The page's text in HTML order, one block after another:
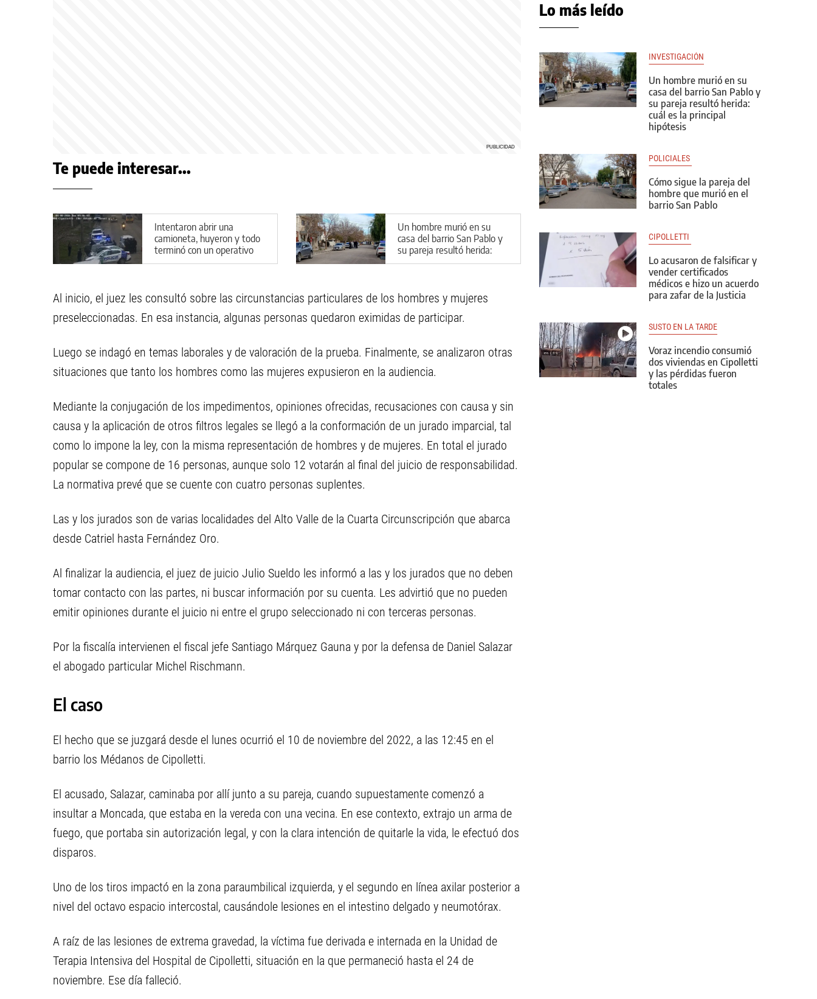
Te puede interesar...
Intentaron abrir una
camioneta, huyeron y todo
terminó con un operativo
cerrojo en Cipolletti
Un hombre murió en su
casa del barrio San Pablo y
su pareja resultó herida:
cuál es la principal hipótesis
Al inicio, el juez les consultó sobre las circunstancias particulares de los hombres y mujeres
preseleccionadas. En esa instancia, algunas personas quedaron eximidas de participar.
Luego se indagó en temas laborales y de valoración de la prueba. Finalmente, se analizaron otras
situaciones que tanto los hombres como las mujeres expusieron en la audiencia.
Mediante la conjugación de los impedimentos, opiniones ofrecidas, recusaciones con causa y sin
causa y la aplicación de otros filtros legales se llegó a la conformación de un jurado imparcial, tal
como lo impone la ley, con la misma representación de hombres y de mujeres. En total el jurado
popular se compone de 16 personas, aunque solo 12 votarán al final del juicio de responsabilidad.
La normativa prevé que se cuente con cuatro personas suplentes.
Las y los jurados son de varias localidades del Alto Valle de la Cuarta Circunscripción que abarca
desde Catriel hasta Fernández Oro.
Al finalizar la audiencia, el juez de juicio Julio Sueldo les informó a las y los jurados que no deben
tomar contacto con las partes, ni buscar información por su cuenta. Les advirtió que no pueden
emitir opiniones durante el juicio ni entre el grupo seleccionado ni con terceras personas.
Por la fiscalía intervienen el fiscal jefe Santiago Márquez Gauna y por la defensa de Daniel Salazar
el abogado particular Michel Rischmann.
El caso
El hecho que se juzgará desde el lunes ocurrió el 10 de noviembre del 2022, a las 12:45 en el
barrio los Médanos de Cipolletti.
El acusado, Salazar, caminaba por allí junto a su pareja, cuando supuestamente comenzó a
insultar a Moncada, que estaba en la vereda con una vecina. En ese contexto, extrajo un arma de
fuego, que portaba sin autorización legal, y con la clara intención de quitarle la vida, le efectuó dos
disparos.
Uno de los tiros impactó en la zona paraumbilical izquierda, y el segundo en línea axilar posterior a
nivel del octavo espacio intercostal, causándole lesiones en el intestino delgado y neumotórax.
A raíz de las lesiones de extrema gravedad, la víctima fue derivada e internada en la Unidad de
Terapia Intensiva del Hospital de Cipolletti, situación en la que permaneció hasta el 24 de
noviembre. Ese día falleció.
Lo más leído
INVESTIGACIÓN
Un hombre murió en su
casa del barrio San Pablo y
su pareja resultó herida:
cuál es la principal
hipótesis
POLICIALES
Cómo sigue la pareja del
hombre que murió en el
barrio San Pablo
CIPOLLETTI
Lo acusaron de falsificar y
vender certificados
médicos e hizo un acuerdo
para zafar de la Justicia
SUSTO EN LA TARDE
Voraz incendio consumió
dos viviendas en Cipolletti
y las pérdidas fueron
totales